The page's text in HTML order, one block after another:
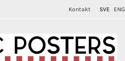
Kontakt SVE ENG